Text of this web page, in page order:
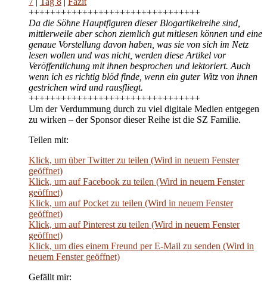
++++++++++++++++++++++++++++++++
Da die Söhne Hauptfiguren dieser Blogartikelreihe sind,
mittlerweile aber schon ziemlich gut mitlesen können und eine
genaue Vorstellung davon haben, was sie von sich im Netz
lesen wollen und was nicht, werden diese Artikel vor
Veröffentlichung mit ihnen besprochen und lektoriert. Auch
wenn ich es richtig blöd finde, wenn ein guter Witz von ihnen
gestrichen wird und rausfliegt.
++++++++++++++++++++++++++++++++
Um der Verdummung durch zu viel digitale Medien entgegen
zu wirken – der Sponsor dieser Reihe ist die SZ Familie.
Teilen mit:
Klick, um über Twitter zu teilen (Wird in neuem Fenster
geöffnet)
Klick, um auf Facebook zu teilen (Wird in neuem Fenster
geöffnet)
Klick, um auf Pocket zu teilen (Wird in neuem Fenster
geöffnet)
Klick, um auf Pinterest zu teilen (Wird in neuem Fenster
geöffnet)
Klick, um dies einem Freund per E-Mail zu senden (Wird in
neuem Fenster geöffnet)
Gefällt mir: